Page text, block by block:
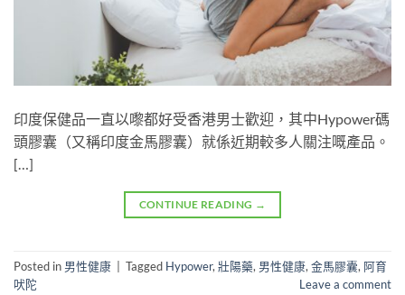
印度保健品一直以嚟都好受香港男士歡迎，其中Hypower碼
頭膠囊（又稱印度金馬膠囊）就係近期較多人關注嘅產品。
[…]
CONTINUE READING →
Posted in 男性健康 Tagged Hypower,壯陽藥, 男性健康,金馬膠囊, 阿育
吠陀
Leave a comment